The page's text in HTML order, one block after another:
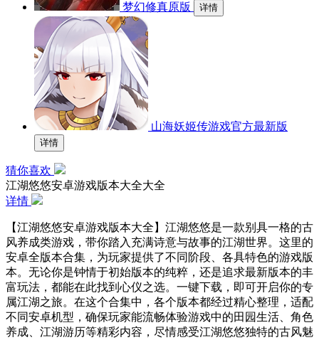
梦幻修真原版 详情
山海妖姬传游戏官方最新版
详情
猜你喜欢
江湖悠悠安卓游戏版本大全大全
详情
【江湖悠悠安卓游戏版本大全】江湖悠悠是一款别具一格的古
风养成类游戏，带你踏入充满诗意与故事的江湖世界。这里的
安卓全版本合集，为玩家提供了不同阶段、各具特色的游戏版
本。无论你是钟情于初始版本的纯粹，还是追求最新版本的丰
富玩法，都能在此找到心仪之选。一键下载，即可开启你的专
属江湖之旅。在这个合集中，各个版本都经过精心整理，适配
不同安卓机型，确保玩家能流畅体验游戏中的田园生活、角色
养成、江湖游历等精彩内容，尽情感受江湖悠悠独特的古风魅